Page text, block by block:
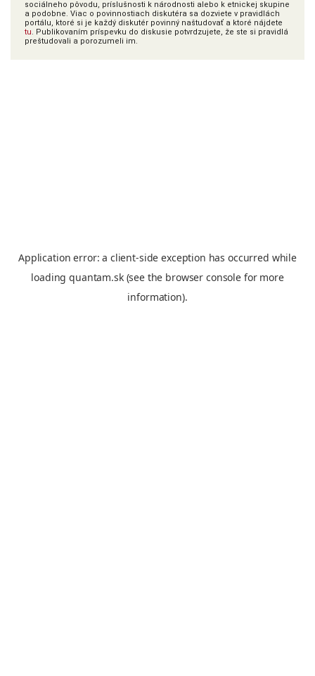
sociálneho pôvodu, príslušnosti k národnosti alebo k etnickej skupine
a podobne. Viac o povinnostiach diskutéra sa dozviete v pravidlách
portálu, ktoré si je každý diskutér povinný naštudovať a ktoré nájdete
tu. Publikovaním príspevku do diskusie potvrdzujete, že ste si pravidlá
preštudovali a porozumeli im.